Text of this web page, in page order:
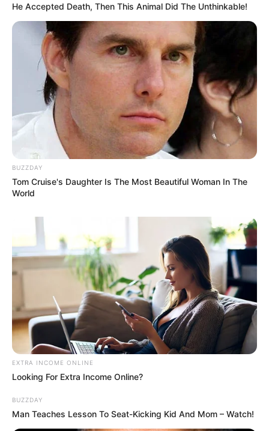
He Accepted Death, Then This Animal Did The Unthinkable!
BUZZDAY
Tom Cruise's Daughter Is The Most Beautiful Woman In The
World
EXTRA INCOME ONLINE
Looking For Extra Income Online?
BUZZDAY
Man Teaches Lesson To Seat-Kicking Kid And Mom – Watch!